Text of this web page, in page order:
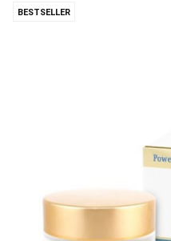
BESTSELLER